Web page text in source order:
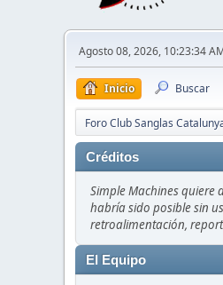
Agosto 08, 2026, 10:23:34
Inicio Buscar
Foro Club Sanglas
Créditos
Simple Machines quiere
habría sido posible sin
retroalimentación,
El Equipo